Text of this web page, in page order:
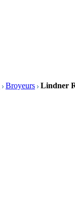
Broyeurs Lindner